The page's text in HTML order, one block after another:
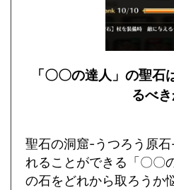
「〇〇の達人」の聖
るべ
聖石の洞窟-うつろう原
れることができる「〇〇
の石をどれから取ろうか